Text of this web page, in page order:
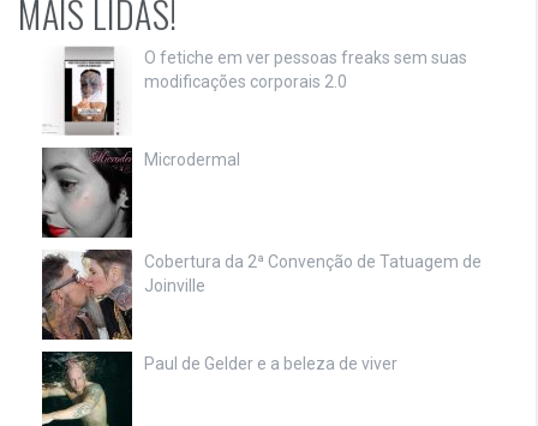
MAIS LIDAS!
O fetiche em ver pessoas freaks sem suas
modificações corporais 2.0
Microdermal
Cobertura da 2ª Convenção de Tatuagem de
Joinville
Paul de Gelder e a beleza de viver